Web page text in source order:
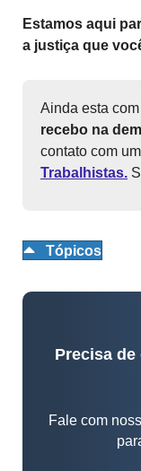
Estamos aqui
a justiça que
Ainda esta
recebo na
contato com
Trabalhistas.
Tópicos
Precisa
Fale com